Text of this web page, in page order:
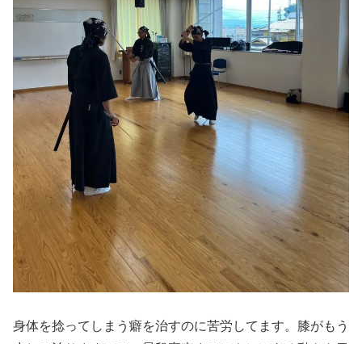
身体を捻ってしまう癖を治すのに苦労してます。膝がもう